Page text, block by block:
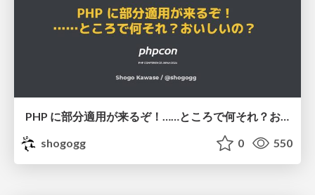
PHP に部分適用が来るぞ！……ところで何それ？おいしいの？ #phpcon / phpcon-2026
shogogg
0 550